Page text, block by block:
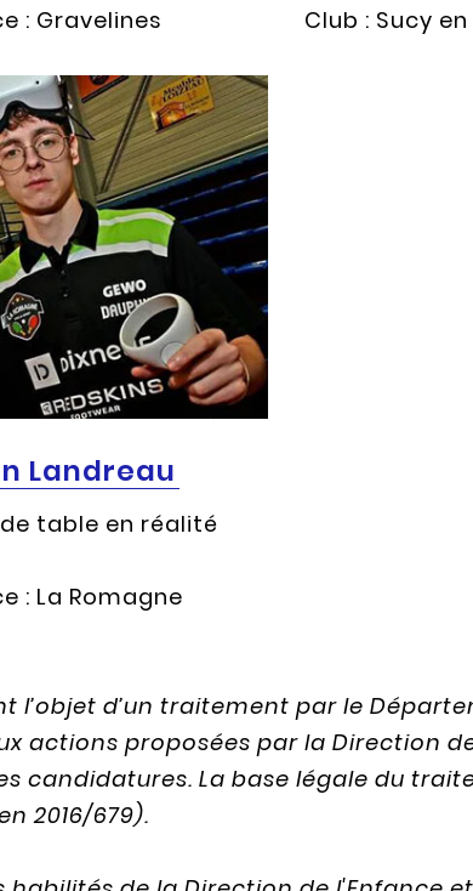
: Gravelines
Club : Sucy
Landreau
table en réalité
: La Romagne
d’un traitement par le
actions proposées par la Direction
candidatures. La base légale du
2016/679).